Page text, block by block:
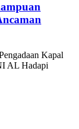
Kapal
AL Hadapi